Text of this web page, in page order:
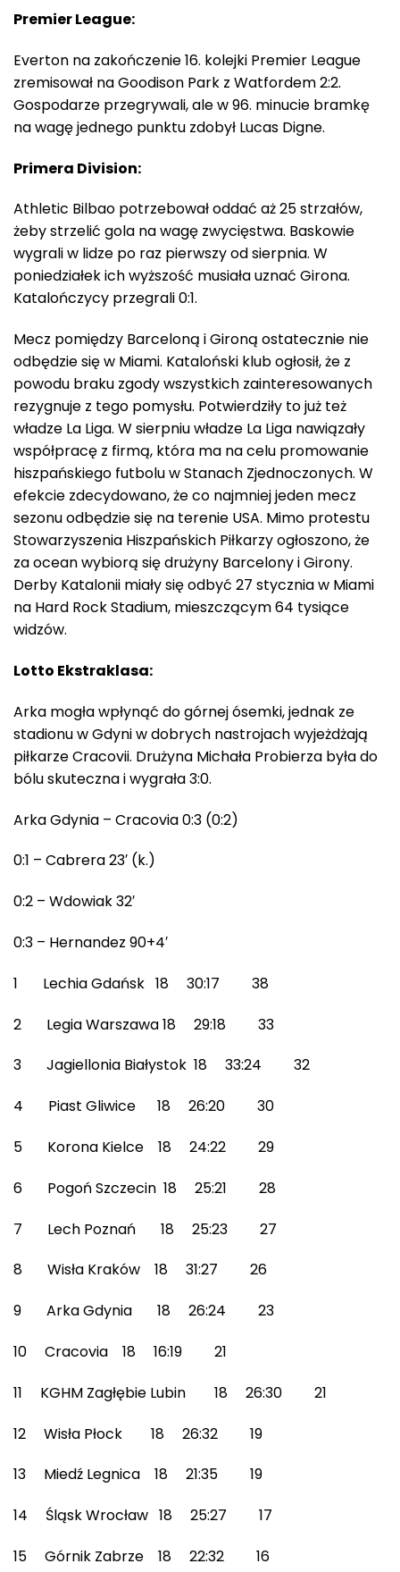
Premier League:
Everton na zakończenie 16. kolejki Premier League
zremisował na Goodison Park z Watfordem 2:2.
Gospodarze przegrywali, ale w 96. minucie bramkę
na wagę jednego punktu zdobył Lucas Digne.
Primera Division:
Athletic Bilbao potrzebował oddać aż 25 strzałów,
żeby strzelić gola na wagę zwycięstwa. Baskowie
wygrali w lidze po raz pierwszy od sierpnia. W
poniedziałek ich wyższość musiała uznać Girona.
Katalończycy przegrali 0:1.
Mecz pomiędzy Barceloną i Gironą ostatecznie nie
odbędzie się w Miami. Kataloński klub ogłosił, że z
powodu braku zgody wszystkich zainteresowanych
rezygnuje z tego pomysłu. Potwierdziły to już też
władze La Liga. W sierpniu władze La Liga nawiązały
współpracę z firmą, która ma na celu promowanie
hiszpańskiego futbolu w Stanach Zjednoczonych. W
efekcie zdecydowano, że co najmniej jeden mecz
sezonu odbędzie się na terenie USA. Mimo protestu
Stowarzyszenia Hiszpańskich Piłkarzy ogłoszono, że
za ocean wybiorą się drużyny Barcelony i Girony.
Derby Katalonii miały się odbyć 27 stycznia w Miami
na Hard Rock Stadium, mieszczącym 64 tysiące
widzów.
Lotto Ekstraklasa:
Arka mogła wpłynąć do górnej ósemki, jednak ze
stadionu w Gdyni w dobrych nastrojach wyjeżdżają
piłkarze Cracovii. Drużyna Michała Probierza była do
bólu skuteczna i wygrała 3:0.
Arka Gdynia – Cracovia 0:3 (0:2)
0:1 – Cabrera 23′ (k.)
0:2 – Wdowiak 32′
0:3 – Hernandez 90+4′
1 Lechia Gdańsk 18 30:17 38
2 Legia Warszawa 18 29:18 33
3 Jagiellonia Białystok 18 33:24 32
4 Piast Gliwice 18 26:20 30
5 Korona Kielce 18 24:22 29
6 Pogoń Szczecin 18 25:21 28
7 Lech Poznań 18 25:23 27
8 Wisła Kraków 18 31:27 26
9 Arka Gdynia 18 26:24 23
10 Cracovia 18 16:19 21
11 KGHM Zagłębie Lubin 18 26:30 21
12 Wisła Płock 18 26:32 19
13 Miedź Legnica 18 21:35 19
14 Śląsk Wrocław 18 25:27 17
15 Górnik Zabrze 18 22:32 16